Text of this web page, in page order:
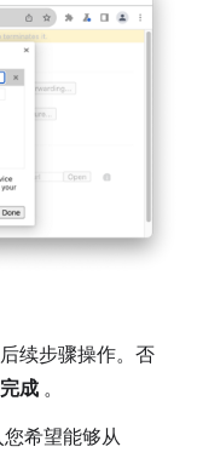
续步骤操作。否
完成 。
希望能够从